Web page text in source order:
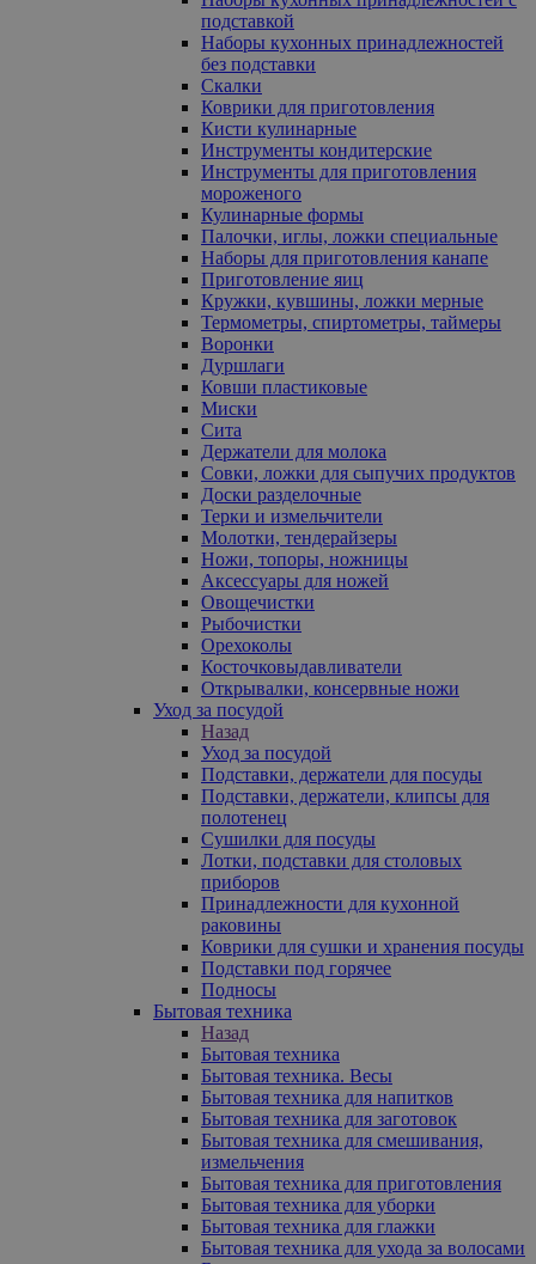
подставкой
Наборы кухонных принадлежностей
без подставки
Скалки
Коврики для приготовления
Кисти кулинарные
Инструменты кондитерские
Инструменты для приготовления
мороженого
Кулинарные формы
Палочки, иглы, ложки специальные
Наборы для приготовления канапе
Приготовление яиц
Кружки, кувшины, ложки мерные
Термометры, спиртометры, таймеры
Воронки
Дуршлаги
Ковши пластиковые
Миски
Сита
Держатели для молока
Совки, ложки для сыпучих продуктов
Доски разделочные
Терки и измельчители
Молотки, тендерайзеры
Ножи, топоры, ножницы
Аксессуары для ножей
Овощечистки
Рыбочистки
Орехоколы
Косточковыдавливатели
Открывалки, консервные ножи
Уход за посудой
Назад
Уход за посудой
Подставки, держатели для посуды
Подставки, держатели, клипсы для
полотенец
Сушилки для посуды
Лотки, подставки для столовых
приборов
Принадлежности для кухонной
раковины
Коврики для сушки и хранения посуды
Подставки под горячее
Подносы
Бытовая техника
Назад
Бытовая техника
Бытовая техника. Весы
Бытовая техника для напитков
Бытовая техника для заготовок
Бытовая техника для смешивания,
измельчения
Бытовая техника для приготовления
Бытовая техника для уборки
Бытовая техника для глажки
Бытовая техника для ухода за волосами